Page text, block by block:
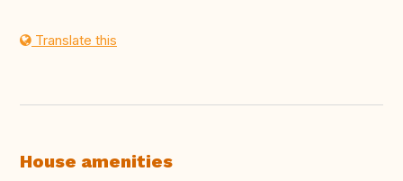
Translate this
House amenities